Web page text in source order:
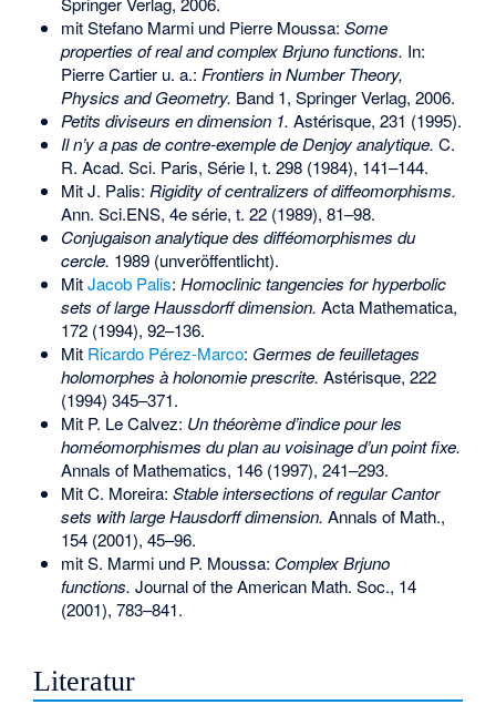
mit Stefano Marmi und Pierre Moussa: Some
properties of real and complex Brjuno functions. In:
Pierre Cartier u. a.: Frontiers in Number Theory,
Physics and Geometry. Band 1, Springer Verlag, 2006.
Petits diviseurs en dimension 1. Astérisque, 231 (1995).
Il n’y a pas de contre-exemple de Denjoy analytique. C.
R. Acad. Sci. Paris, Série I, t. 298 (1984), 141–144.
Mit J. Palis: Rigidity of centralizers of diffeomorphisms.
Ann. Sci.ENS, 4e série, t. 22 (1989), 81–98.
Conjugaison analytique des difféomorphismes du
cercle. 1989 (unveröffentlicht).
MitJacob Palis: Homoclinic tangencies for hyperbolic
sets of large Haussdorff dimension. Acta Mathematica,
172 (1994), 92–136.
Mit Ricardo Pérez-Marco: Germes de feuilletages
holomorphes à holonomie prescrite. Astérisque, 222
(1994) 345–371.
Mit P. Le Calvez: Un théorème d’indice pour les
homéomorphismes du plan au voisinage d’un point fixe.
Annals of Mathematics, 146 (1997), 241–293.
Mit C. Moreira: Stable intersections of regular Cantor
sets with large Hausdorff dimension. Annals of Math.,
154 (2001), 45–96.
mit S. Marmi und P. Moussa: Complex Brjuno
functions. Journal of the American Math. Soc., 14
(2001), 783–841.
Literatur